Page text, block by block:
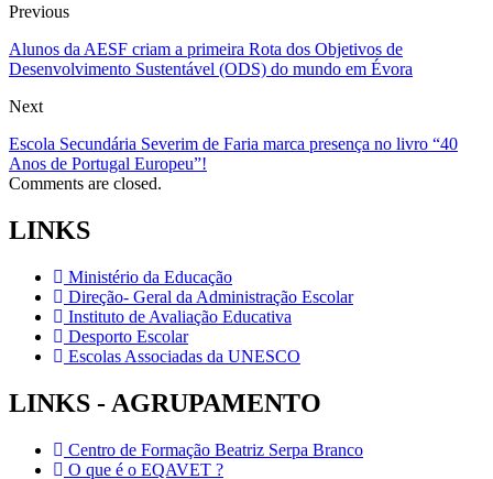
Previous
Alunos da AESF criam a primeira Rota dos Objetivos de
Desenvolvimento Sustentável (ODS) do mundo em Évora
Next
Escola Secundária Severim de Faria marca presença no livro “40
Anos de Portugal Europeu”!
Comments are closed.
LINKS
Ministério da Educação
Direção- Geral da Administração Escolar
Instituto de Avaliação Educativa
Desporto Escolar
Escolas Associadas da UNESCO
LINKS - AGRUPAMENTO
Centro de Formação Beatriz Serpa Branco
O que é o EQAVET ?